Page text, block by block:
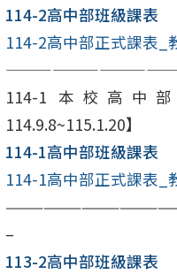
114-2高中部班級課表
114-2高中部正式課表_
114-1 本校高中
114.9.8~115.1.20】
114-1高中部班級課表
114-1高中部正式課表_
–
113-2高中部班級課表